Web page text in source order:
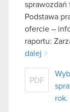
sprawozdań
Podstawa
ofercie –
raportu:
dalej
PDF
rok.